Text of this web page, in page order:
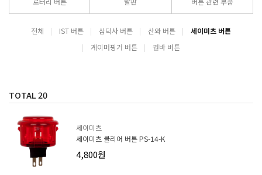
전체 IST 버튼 삼덕사 버튼 산와 버튼
세이미츠 버튼
게이머핑거 버튼
권바 버튼
TOTAL20
세이미츠
세이미츠 클리어 버튼 PS-14-K
4,800원